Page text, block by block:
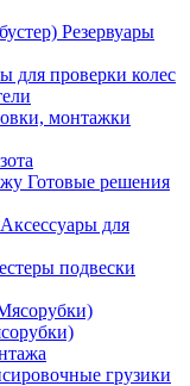
Резервуары
для проверки колес
монтажки
Готовые решения
Аксессуары для
подвески
грузики